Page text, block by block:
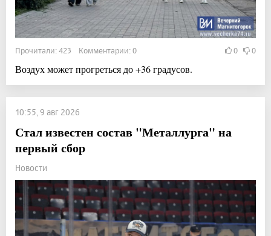
Прочитали: 423 Комментарии: 0 0 0
Воздух может прогреться до +36 градусов.
10:55, 9 авг 2026
Стал известен состав "Металлурга" на
первый сбор
Новости